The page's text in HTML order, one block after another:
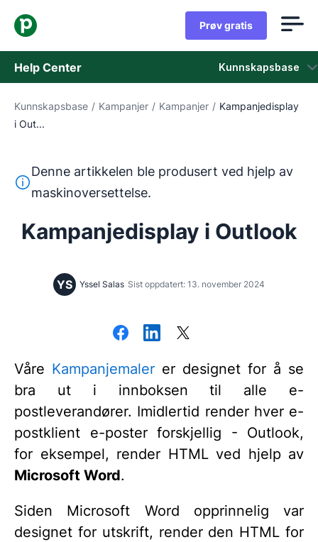
Prøv gratis
Help Center Kunnskapsbase
Kunnskapsbase
Kontakt kundestøtten
Kunnskapsbase / Kampanjer / Kampanjer / Kampanjedisplay
i Out...
Denne teksten ble oversatt fra engelsk ved hjelp av et
Denne artikkelen ble produsert ved hjelp av
maskinoversettelse.
Kampanjedisplay i Outlook
YS Yssel Salas Sist oppdatert: 13. november 2024
Våre Kampanjemaler er designet for å se
bra ut i innboksen til alle e-
postleverandører. Imidlertid render hver e-
postklient e-poster forskjellig - Outlook,
for eksempel, render HTML ved hjelp av
Microsoft Word.
Siden Microsoft Word opprinnelig var
designet for utskrift, render den HTML for